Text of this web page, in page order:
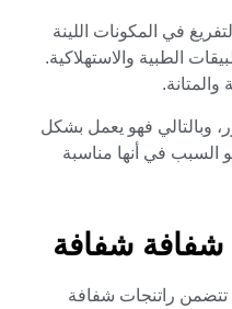
في المكونات اللينة
الطبية والاستهلاكية.
والمتانة.
وبالتالي فهو يعمل بشكل
السبب في أنها مناسبة
شفافة
تتضمن راتنجات شفافة